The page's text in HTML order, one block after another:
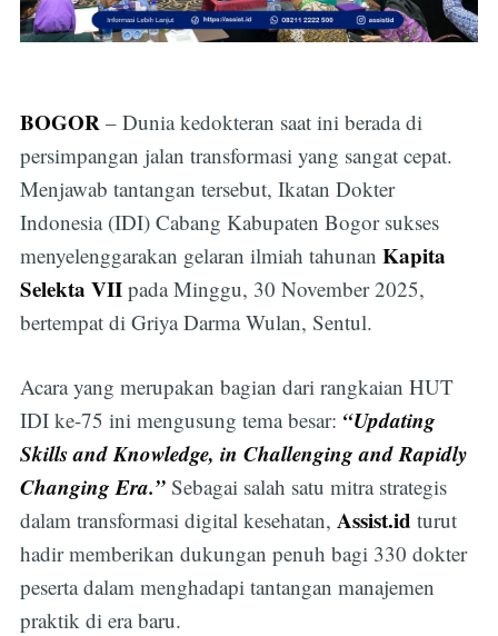
BOGOR – Dunia kedokteran saat ini berada di
persimpangan jalan transformasi yang sangat cepat.
Menjawab tantangan tersebut, Ikatan Dokter
Indonesia (IDI) Cabang Kabupaten Bogor sukses
menyelenggarakan gelaran ilmiah tahunan Kapita
Selekta VIIpada Minggu, 30 November 2025,
bertempat di Griya Darma Wulan, Sentul.
Acara yang merupakan bagian dari rangkaian HUT
IDI ke-75 ini mengusung tema besar: “Updating
Skills and Knowledge, in Challenging and Rapidly
Changing Era.”Sebagai salah satu mitra strategis
dalam transformasi digital kesehatan, Assist.id turut
hadir memberikan dukungan penuh bagi 330 dokter
peserta dalam menghadapi tantangan manajemen
praktik di era baru.